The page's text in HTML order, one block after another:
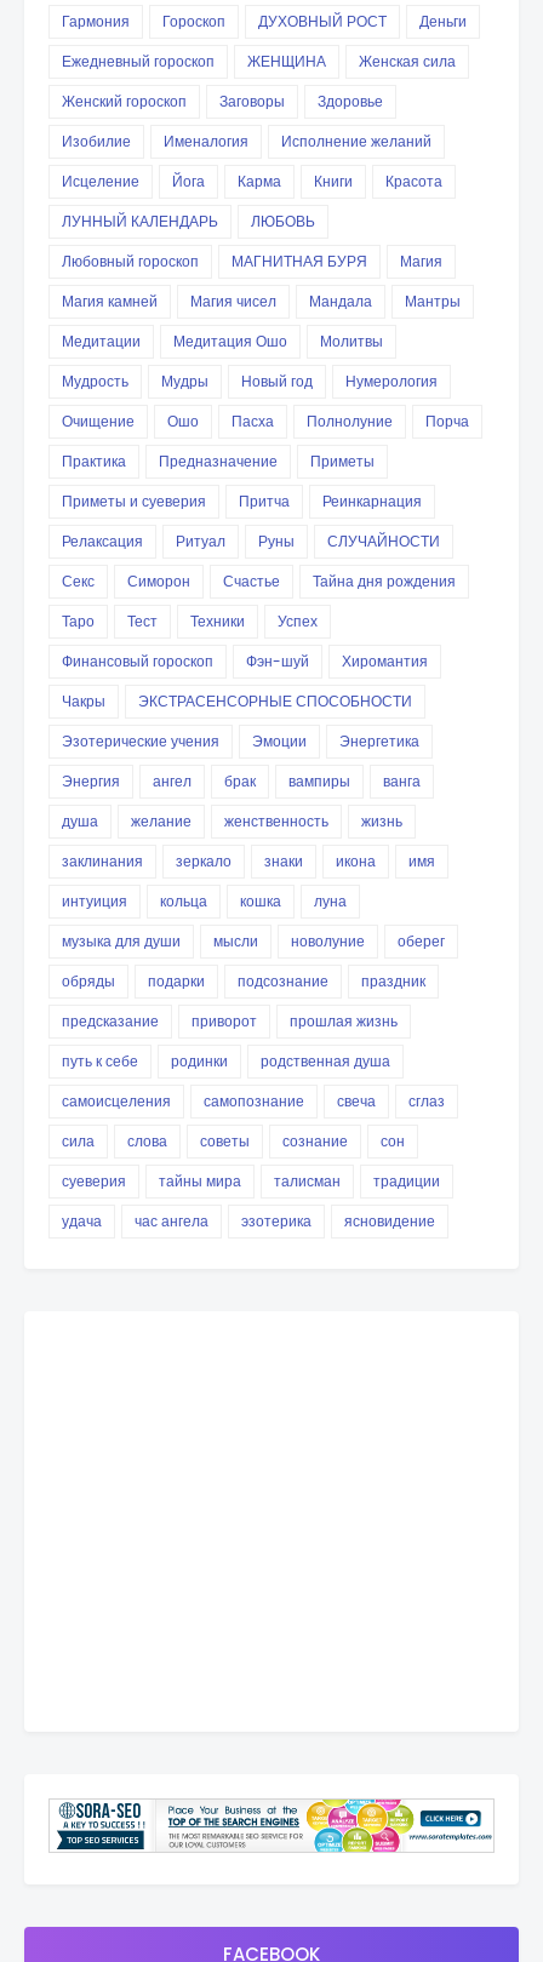
Гармония
Гороскоп ДУХОВНЫЙ РОСТ
Деньги
Ежедневный гороскоп
ЖЕНЩИНА
Женская сила
Женский гороскоп
Заговоры
Здоровье
Изобилие
Именалогия
Исполнение желаний
Исцеление
Йога Карма Книги
Красота
ЛУННЫЙ КАЛЕНДАРЬ
ЛЮБОВЬ
Любовный гороскоп
МАГНИТНАЯ БУРЯ
Магия
Магия камней
Магия чисел Мандала
Мантры
Медитации
Медитация Ошо
Молитвы
Мудрость
Мудры Новый год
Нумерология
Очищение
Ошо Пасха Полнолуние
Порча
Практика
Предназначение
Приметы
Приметы и суеверия
Притча
Реинкарнация
Релаксация
Ритуал Руны
СЛУЧАЙНОСТИ
Секс
Симорон Счастье
Тайна дня рождения
Таро
Тест Техники
Успех
Финансовый гороскоп
Фэн-шуй
Хиромантия
Чакры
ЭКСТРАСЕНСОРНЫЕ СПОСОБНОСТИ
Эзотерические учения
Эмоции
Энергетика
Энергия
ангел брак вампиры
ванга
душа
желание женственность
жизнь
заклинания
зеркало знаки икона
имя
интуиция
кольца кошка
луна
музыка для души
мысли новолуние
оберег
обряды
подарки подсознание
праздник
предсказание
приворот
прошлая жизнь
путь к себе
родинки
родственная душа
самоисцеления
самопознание свеча
сглаз
сила
слова советы сознание
сон
суеверия
тайны мира талисман
традиции
удача
час ангела эзотерика ясновидение
FACEBOOK